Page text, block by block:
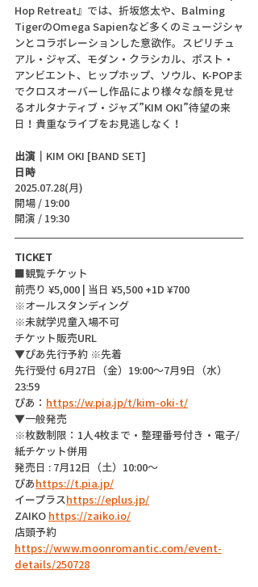
Hop Retreat』では、折坂悠太や、Balming
TigerのOmega Sapienなど多くのミュージシャ
ンとコラボレーションした意欲作。スピリチュ
アル・ジャズ、モダン・クラシカル、ポスト・
アンビエント、ヒップホップ、ソウル、K-POPま
でクロスオーバーし作品により様々な顔を見せ
るオルタナティブ・ジャズ”KIM OKI”待望の来
日！貴重なライブをお見逃しなく！
出演｜ KIM OKI [BAND SET]
日時
2025.07.28(月)
開場 / 19:00
開演 / 19:30
TICKET
■観覧チケット
前売り ¥5,000 | 当日 ¥5,500 +1D ¥700
※オールスタンディング
※未就学児童入場不可
チケット販売URL
▼ぴあ先行予約 ※先着
先行受付 6月27日（金）19:00〜7月9日（水）
23:59
ぴあ： https://w.pia.jp/t/kim-oki-t/
▼一般発売
※枚数制限：1人4枚まで・整理番号付き・電子/
紙チケット併用
発売日 : 7月12日（土）10:00〜
ぴあhttps://t.pia.jp/
イープラスhttps://eplus.jp/
ZAIKO https://zaiko.io/
店頭予約
https://www.moonromantic.com/event-
details/250728